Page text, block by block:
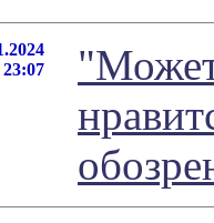
23:07